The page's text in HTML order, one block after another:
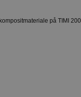
på TIMI